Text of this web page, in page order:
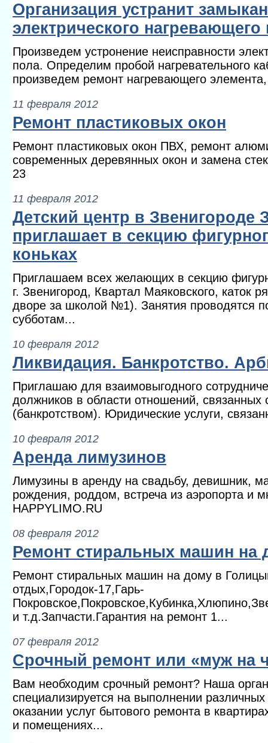
Организация устранит
электрического нагревающего
Произведем устронение неисправности
пола. Определим пробой нагревательного
произведем ремонт нагревающего
11 февраля 2012
Ремонт пластиковых окон
Ремонт пластиковых окон ПВХ, ремонт
современных деревянных окон и замена
23
11 февраля 2012
Детский центр в Звенигороде
приглашает в секцию
коньках
Приглашаем всех желающих в секцию
г. Звенигород, Квартал Маяковского, каток
дворе за школой №1). Занятия проводятся
субботам...
10 февраля 2012
Ликвидация. Банкротство.
Приглашаю для взаимовыгодного
должников в области отношений, связанных
(банкротством). Юридические услуги,
10 февраля 2012
Аренда лимузинов
Лимузины в аренду на свадьбу, девишник,
рождения, роддом, встреча из аэропорта и
HAPPYLIMO.RU
08 февраля 2012
Ремонт стиральных машин на
Ремонт стиральных машин на дому в
отдых,Городок-17,Гарь-
и т.д.Запчасти.Гарантия на ремонт 1...
07 февраля 2012
Срочный ремонт или «муж на
Вам необходим срочный ремонт? Наша
специализируется на выполнении
оказании услуг бытового ремонта в
и помещениях...